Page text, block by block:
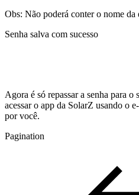
Obs: Não poderá conter o nome da
Senha salva com sucesso
Agora é só repassar a senha para o
acessar o app da SolarZ usando o
por você.
Pagination